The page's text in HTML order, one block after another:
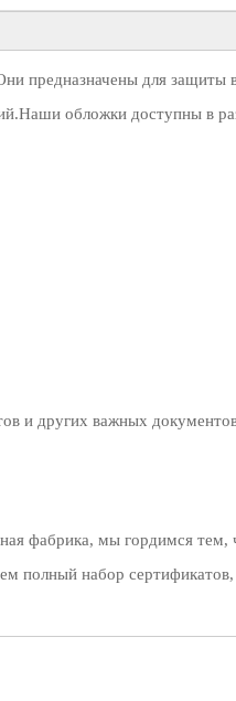
предназначены для защиты
обложки доступны в
и других важных
фабрика, мы гордимся тем,
полный набор